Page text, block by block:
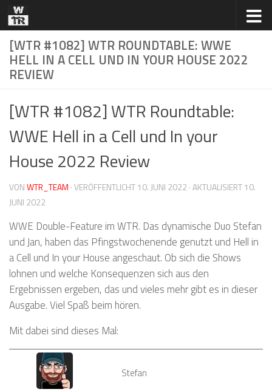
Zum Inhalt springen
[WTR #1082] WTR ROUNDTABLE: WWE
HELL IN A CELL UND IN YOUR HOUSE 2022
REVIEW
[WTR #1082] WTR Roundtable:
WWE Hell in a Cell und In your
House 2022 Review
VONWTR_TEAM · VERÖFFENTLICHT10. JUNI 2022 · AKTUALISIERT10.
JUNI 2022
WWE Double-Feature im WTR. Das dynamische Duo Stefan
und Jan, haben das Pfingstwochenende genutzt und Hell in
a Cell und In your House angeschaut. Ob sich die Shows
lohnen und welche Konsequenzen sich aus den
Ergebnissen ergeben, das und vieles mehr gibt es in dieser
Ausgabe. Viel Spaß beim hören.
Mit dabei sind dieses Mal:
Stefan